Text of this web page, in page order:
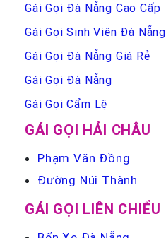
Gái Gọi Đà Nẵng Cao Cấp
Gái Gọi Sinh Viên Đà Nẵng
Gái Gọi Đà Nẵng Giá Rẻ
Gái Gọi Đà Nẵng
Gái Gọi Cẩm Lệ
GÁI GỌI HẢI CHÂU
Phạm Văn Đồng
Đường Núi Thành
GÁI GỌI LIÊN CHIỂU